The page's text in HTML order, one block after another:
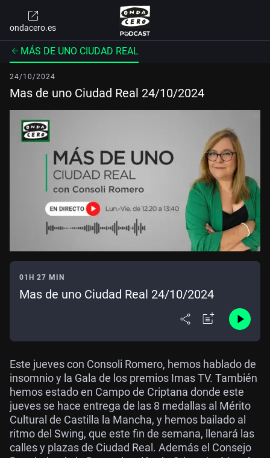
ondacero.es
MÁS DE UNO CIUDAD REAL
24/10/2024
Mas de uno Ciudad Real 24/10/2024
01H 27 MIN
Mas de uno Ciudad Real 24/10/2024
Este jueves con Consoli Romero, hemos hablado de
insomnio y la Gala de los premios Imas TV. También
hemos estado en Campo de Criptana donde este
jueves se hace entrega de las 8 medallas al Mérito
Cultural de Castilla la Mancha, y hemos bailado al
ritmo del Swing, que este fin de semana, llenará las
calles y plazas de Ciudad Real. Además el Consejo